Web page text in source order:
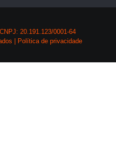
20.191.123/0001-64
| Política de privacidade